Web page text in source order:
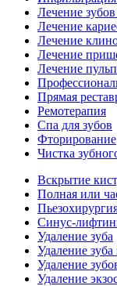
Лечение
Лечение
Лечение
Лечение
Лечение
Прямая
Ремотерапия
Спа для зубов
Фторирование
Чистка
Вскрытие
Полная или
Синус-
Удаление зуба
Удаление зуба
Удаление
Удаление